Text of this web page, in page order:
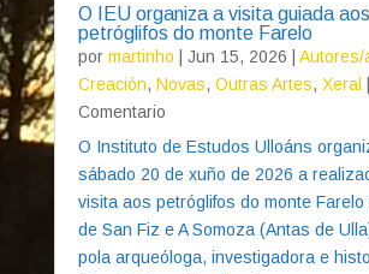
O IEU organiza a visita guiada aos
petróglifos do monte Farelo
por martinho Jun 15, 2026 Autores/
Creación, Novas, Outras Artes, Xeral
Comentario
O Instituto de Estudos Ulloáns
sábado 20 de xuño de 2026 a
visita aos petróglifos do monte
de San Fiz e A Somoza (Antas de
pola arqueóloga, investigadora e